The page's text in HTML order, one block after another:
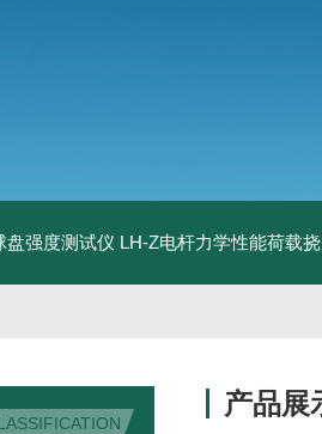
盘强度测试仪 LH-Z电杆力学性能荷载
产品展